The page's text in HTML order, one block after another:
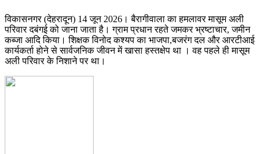
विकासनगर (देहरादून) 14 जून 2026। बैरागीवाला का हमलावर मासूम अली
परिवार दबंगई को जाना जाता है। ग्राम प्रधान रहते जमकर भ्रष्टाचार, जमीन
कब्जा आदि किया। शिक्षक विनोद कश्यप का भाजपा,बजरंग दल और आरटीआई
कार्यकर्ता होने से सार्वजनिक जीवन में खासा हस्तक्षेप था । वह पहले ही मासूम
अली परिवार के निशाने पर था।